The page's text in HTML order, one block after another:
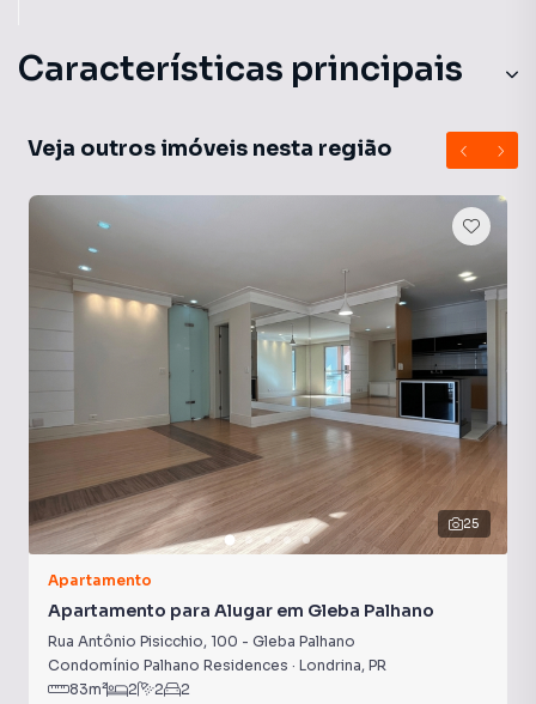
Características principais
Sala de Academia
Portaria 24h
Ar-Condicionado
Veja outros imóveis nesta região
25
Apartamento
Apartamento para Alugar em Gleba Palhano
Rua Antônio Pisicchio, 100 - Gleba Palhano
Condomínio Palhano Residences · Londrina, PR
83m² 2 2 2